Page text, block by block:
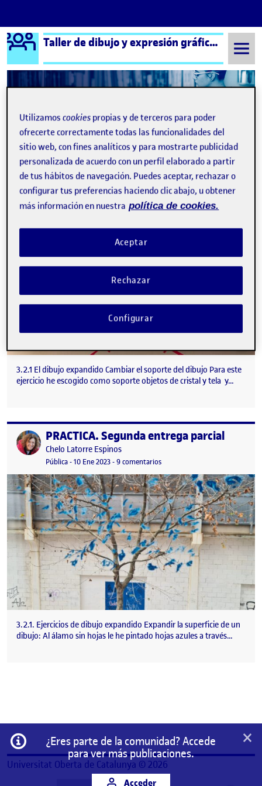
Saltar al contenido
Logo Ágora Taller de dibujo y expresión gráfica aula 1
Semestre 20221 - Aula 1 10 Enero, 2023
10 Enero, 2023
Publicado porEl dibujo expandido
Publicado por
Anna Martínez García
Visibilidad:
Pública -Fecha de publicación
10 Ene 202326 febrero, 2024 5:18 pm
-8 comentariosen El dibujo expandido
3.2.1 El dibujo expandido Cambiar el soporte del dibujo Para este
ejercicio he escogido como soporte objetos de cristal y tela y…
Publicado porPRACTICA. Segunda entrega parcial
Publicado por
Chelo Latorre Espinos
Visibilidad:
Pública-Fecha de publicación
10 Ene 20231 febrero, 2024 3:52 pm
-9 comentariosen PRACTICA. Segunda entrega
3.2.1. Ejercicios de dibujo expandido Expandir la superficie de un
dibujo: Al álamo sin hojas le he pintado hojas azules a través…
Información
¿Eres parte de la comunidad? Accede
para ver más publicaciones.
Acceder
×
Universitat Oberta de Catalunya © 2026
Utilizamoscookies propias y de terceros para poder
ofrecerte correctamente todas las funcionalidades del
sitio web, con fines analíticos y para mostrarte publicidad
personalizada de acuerdo con un perfil elaborado a partir
de tus hábitos de navegación. Puedes aceptar, rechazar o
configurar tus preferencias haciendo clic abajo, u obtener
más información en nuestra política de cookies.
Rechazar
Aceptar
Configurar